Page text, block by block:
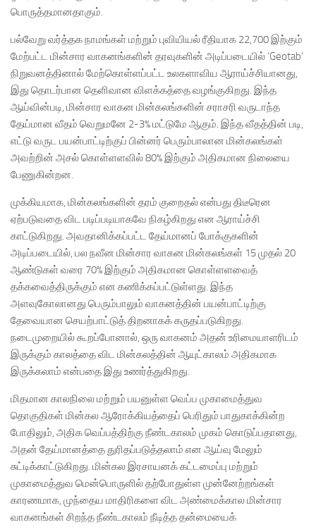
பொருத்தமானதாகும்.
பல்வேறு வர்த்தக நாமங்கள் மற்றும் புவியியல் ரீதியாக 22,700 இற்கும்
மேற்பட்ட மின்சார வாகனங்களின் தரவுகளின் அடிப்படையில் ‘Geotab’
நிறுவனத்தினால் மேற்கொள்ளப்பட்ட உலகளாவிய ஆராய்ச்சியானது,
இது தொடர்பான தெளிவான விளக்கத்தை வழங்குகிறது. இந்த
ஆய்வின்படி, மின்சார வாகன மின்கலங்களின் சராசரி வருடாந்த
தேய்மான வீதம் வெறுமனே 2-3% மட்டுமே ஆகும். இந்த வீதத்தின் படி,
எட்டு வருட பயன்பாட்டிற்குப் பின்னர் பெரும்பாலான மின்கலங்கள்
அவற்றின் அசல் கொள்ளளவில் 80% இற்கும் அதிகமான நிலையை
பேணுகின்றன.
முக்கியமாக, மின்கலங்களின் தரம் குறைதல் என்பது திடீரென
ஏற்படுவதை விட படிப்படியாகவே நிகழ்கிறது என ஆராய்ச்சி
காட்டுகிறது. அவதானிக்கப்பட்ட தேய்மானப் போக்குகளின்
அடிப்படையில், பல நவீன மின்சார வாகன மின்கலங்கள் 15 முதல் 20
ஆண்டுகள் வரை 70% இற்கும் அதிகமான கொள்ளளவைத்
தக்கவைத்திருக்கும் என கணிக்கப்பட்டுள்ளது. இந்த
அளவுகோலானது பெரும்பாலும் வாகனத்தின் பயன்பாட்டிற்கு
தேவையான செயற்பாட்டுத் திறனாகக் கருதப்படுகிறது.
நடைமுறையில் கூறப்போனால், ஒரு வாகனம் அதன் உரிமையாளரிடம்
இருக்கும் காலத்தை விட மின்கலத்தின் ஆயுட்காலம் அதிகமாக
இருக்கலாம் என்பதை இது உணர்த்துகிறது.
மிதமான காலநிலை மற்றும் பயனுள்ள வெப்ப முகாமைத்துவ
தொகுதிகள் மின்கல ஆரோக்கியத்தைப் பெரிதும் பாதுகாக்கின்ற
போதிலும், அதிக வெப்பத்திற்கு நீண்டகாலம் முகம் கொடுப்பதானது,
அதன் தேய்மானத்தை துரிதப்படுத்தலாம் என ஆய்வு மேலும்
சுட்டிக்காட்டுகிறது. மின்கல இரசாயனக் கட்டமைப்பு மற்றும்
முகாமைத்துவ மென்பொருளில் தற்போதுள்ள முன்னேற்றங்கள்
காரணமாக, முந்தைய மாதிரிகளை விட அண்மைக்கால மின்சார
வாகனங்கள் சிறந்த நீண்டகாலம் நீடித்த தன்மையைக்